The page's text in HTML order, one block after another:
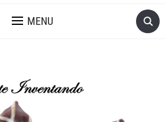
MENU